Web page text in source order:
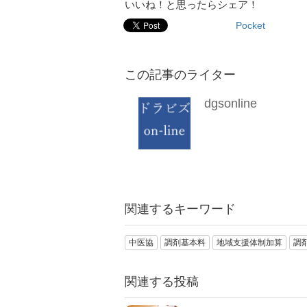
いいね！と思ったらシェア！
Pocket
この記事のライター
dgsonline
関連するキーワード
中医協 調剤基本料 地域支援体制加算 調
関連する投稿